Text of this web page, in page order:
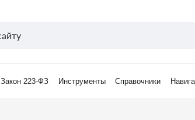
Закон 223-ФЗ Инструменты Справочники